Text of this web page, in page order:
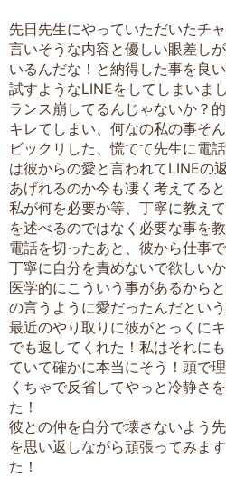
先日先生にやっていただいたチ
言いそうな内容と優しい眼差し
いるんだな！と納得した事を良
試すようなLINEをしてしまいま
ランス崩してるんじゃないか？
キレてしまい、何なの私の事そ
ビックリした、慌てて先生に電
は彼からの愛と言われてLINEの
あげれるのか今も凄く考えてる
私が何を必要か等、丁寧に教え
を述べるのではなく必要な事を
電話を切ったあと、彼から仕事
丁寧に自分を責めないで欲しい
医学的にこういう事があるから
の言うように愛だったんだとい
最近のやり取りに彼がとっくに
でも返してくれた！私はそれに
ていて確かに本当にそう！頭で
くちゃで反省してやっと冷静さ
た！
彼との仲を自分で壊さないよう
を思い返しながら頑張ってみま
た！